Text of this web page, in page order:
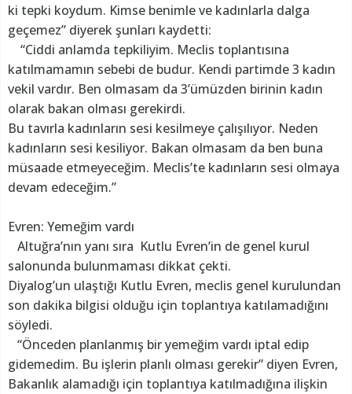
ki tepki koydum. Kimse benimle ve kadınlarla dalga
geçemez” diyerek şunları kaydetti:
“Ciddi anlamda tepkiliyim. Meclis toplantısına
katılmamamın sebebi de budur. Kendi partimde 3 kadın
vekil vardır. Ben olmasam da 3’ümüzden birinin kadın
olarak bakan olması gerekirdi.
Bu tavırla kadınların sesi kesilmeye çalışılıyor. Neden
kadınların sesi kesiliyor. Bakan olmasam da ben buna
müsaade etmeyeceğim. Meclis’te kadınların sesi olmaya
devam edeceğim.”
Evren: Yemeğim vardı
Altuğra’nın yanı sıra Kutlu Evren’in de genel kurul
salonunda bulunmaması dikkat çekti.
Diyalog’un ulaştığı Kutlu Evren, meclis genel kurulundan
son dakika bilgisi olduğu için toplantıya katılamadığını
söyledi.
“Önceden planlanmış bir yemeğim vardı iptal edip
gidemedim. Bu işlerin planlı olması gerekir” diyen Evren,
Bakanlık alamadığı için toplantıya katılmadığına ilişkin